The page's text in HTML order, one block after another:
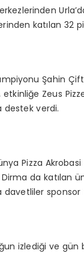
katılan
Şahin
Zeus
destek verdi.
Pizza
da katılan
davetliler
izlediği ve